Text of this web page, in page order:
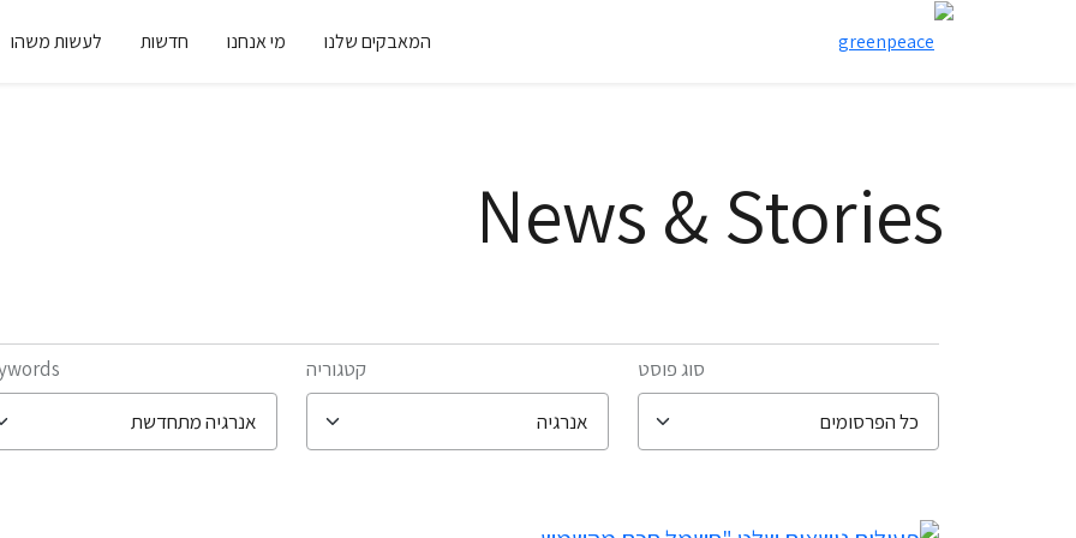
המאבקים שלנו מי אנחנו חדשות לעשות משהו
News & Stories
filter posts
סוג פוסט קטגוריה